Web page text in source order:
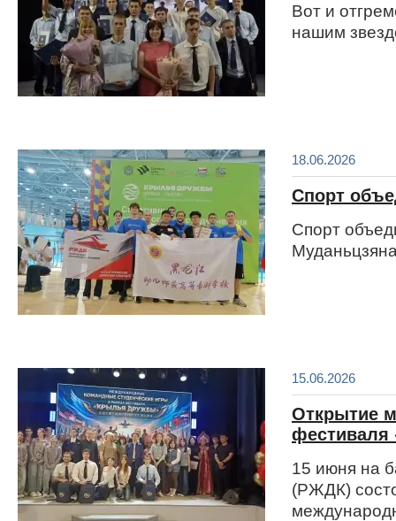
Вот и
нашим
18.06.2026
Спорт
Спорт
15.06.2026
Открытие
15 июня на
(РЖДК)